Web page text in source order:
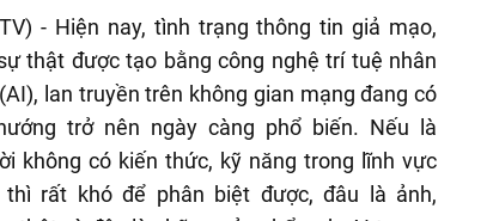
- Hiện nay, tình trạng thông tin giả mạo,
thật được tạo bằng công nghệ trí tuệ nhân
lan truyền trên không gian mạng đang có
trở nên ngày càng phổ biến. Nếu là
không có kiến thức, kỹ năng trong lĩnh vực
thì rất khó để phân biệt được, đâu là ảnh,